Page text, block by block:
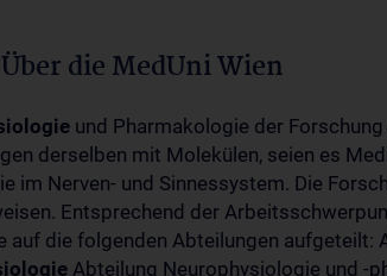
die MedUni Wien
und Pharmakologie der
derselben mit Molekülen, seien es
Nerven- und Sinnessystem. Die
Entsprechend der
auf die folgenden Abteilungen aufgeteilt:
Abteilung Neurophysiologie und -